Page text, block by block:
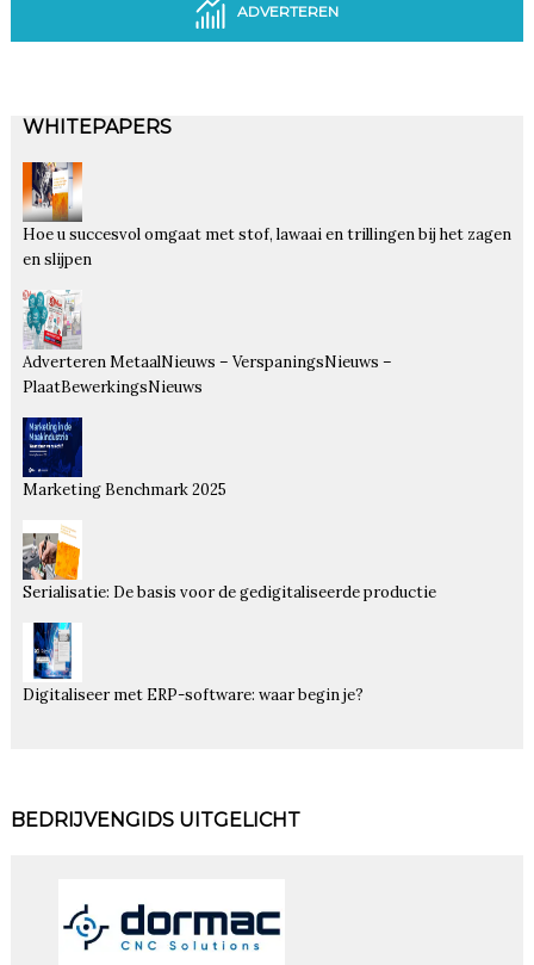
ADVERTEREN
WHITEPAPERS
Hoe u succesvol omgaat met stof, lawaai en trillingen bij het zagen
en slijpen
Adverteren MetaalNieuws – VerspaningsNieuws –
PlaatBewerkingsNieuws
Marketing Benchmark 2025
Serialisatie: De basis voor de gedigitaliseerde productie
Digitaliseer met ERP-software: waar begin je?
BEDRIJVENGIDS UITGELICHT